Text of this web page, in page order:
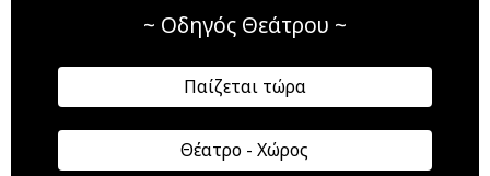
~ Οδηγός Θεάτρου ~
Παίζεται τώρα
Θέατρο - Χώρος